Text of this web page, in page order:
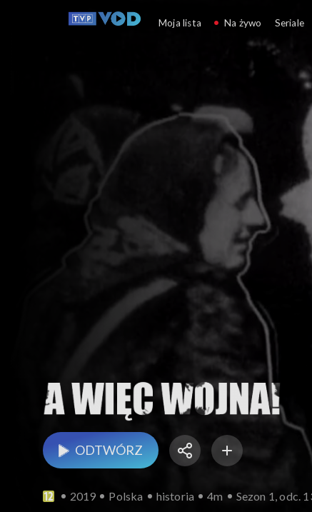
ODTWÓRZ
2019 Polska historia 4m Sezon 1, odc.
Moja lista Na żywo Seriale